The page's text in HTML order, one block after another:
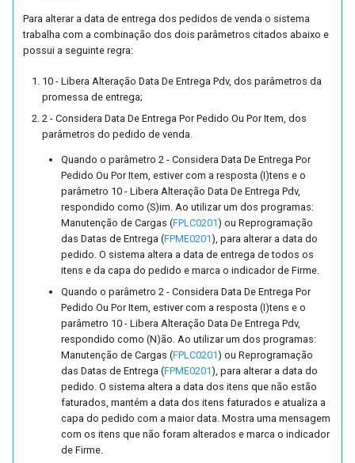
Parâmetros de Metas
Parâmetros Gerais Da Nota
Eletrônica (FUTL0125
Parâmetros Nota Fiscal
Eletrônica (FUTL0125
NFSE)
Parâmetros Nota Fiscal de
Serviço Eletrônica
NFSSE)
Parâmetros de Notas
de Saída (FUTL0125 NFS
NFS)
Parâmetros de Notas
de Terceiros (FUTL0125
Para alterar a data de entrega dos pedidos de venda o sistema
trabalha com a combinação dos dois parâmetros citados abaixo e
possui a seguinte regra:
10 - Libera Alteração Data De Entrega Pdv, dos parâmetros da
promessa de entrega;
2 - Considera Data De Entrega Por Pedido Ou Por Item, dos
parâmetros do pedido de venda.
Quando o parâmetro 2 - Considera Data De Entrega Por
Pedido Ou Por Item, estiver com a resposta (I)tens e o
parâmetro 10 - Libera Alteração Data De Entrega Pdv,
respondido como (S)im. Ao utilizar um dos programas:
Manutenção de Cargas (FPLC0201) ou Reprogramação
das Datas de Entrega (FPME0201), para alterar a data do
pedido. O sistema altera a data de entrega de todos os
itens e da capa do pedido e marca o indicador de Firme.
Quando o parâmetro 2 - Considera Data De Entrega Por
Pedido Ou Por Item, estiver com a resposta (I)tens e o
parâmetro 10 - Libera Alteração Data De Entrega Pdv,
respondido como (N)ão. Ao utilizar um dos programas:
Manutenção de Cargas (FPLC0201) ou Reprogramação
das Datas de Entrega (FPME0201), para alterar a data do
pedido. O sistema altera a data dos itens que não estão
faturados, mantém a data dos itens faturados e atualiza a
capa do pedido com a maior data. Mostra uma mensagem
com os itens que não foram alterados e marca o indicador
de Firme.